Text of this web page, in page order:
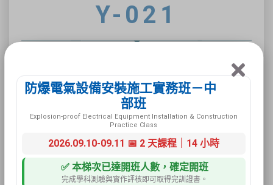
Y-021
防爆電氣設備安裝施工實務班－中
部班
Explosion-proof Electrical Equipment Installation & Construction
Practice Class
2026.09.10-09.11 📅 2 天課程｜14 小時
✅ 本梯次已達開班人數，確定開班
完成學科測驗與實作評核即可取得完訓證書。